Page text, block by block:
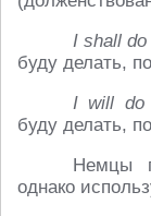
Ishalldo
буду делать,
I will do
буду делать,
Немцы
однако